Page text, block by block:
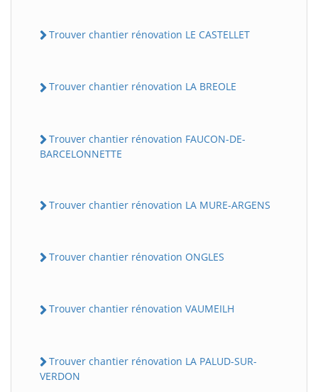
Trouver chantier rénovation LE CASTELLET
Trouver chantier rénovation LA BREOLE
Trouver chantier rénovation FAUCON-DE-
BARCELONNETTE
Trouver chantier rénovation LA MURE-ARGENS
Trouver chantier rénovation ONGLES
Trouver chantier rénovation VAUMEILH
Trouver chantier rénovation LA PALUD-SUR-
VERDON